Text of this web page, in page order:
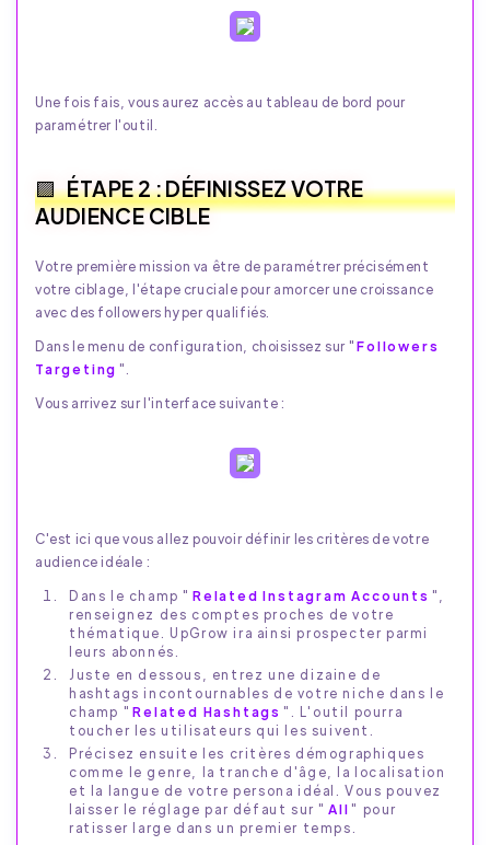
Une fois fais, vous aurez accès au tableau de bord pour
paramétrer l'outil.
ÉTAPE 2 : DÉFINISSEZ VOTRE
AUDIENCE CIBLE
Votre première mission va être de paramétrer précisément
votre ciblage, l'étape cruciale pour amorcer une croissance
avec des followers hyper qualifiés.
Dans le menu de configuration, choisissez sur " Followers
Targeting ".
Vous arrivez sur l'interface suivante :
C'est ici que vous allez pouvoir définir les critères de votre
audience idéale :
Dans le champ " Related Instagram Accounts ",
renseignez des comptes proches de votre
thématique. UpGrow ira ainsi prospecter parmi
leurs abonnés.
Juste en dessous, entrez une dizaine de
hashtags incontournables de votre niche dans le
champ " Related Hashtags ". L'outil pourra
toucher les utilisateurs qui les suivent.
Précisez ensuite les critères démographiques
comme le genre, la tranche d'âge, la localisation
et la langue de votre persona idéal. Vous pouvez
laisser le réglage par défaut sur " All " pour
ratisser large dans un premier temps.